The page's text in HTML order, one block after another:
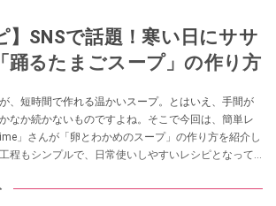
】SNSで話題！寒い日にササ
踊るたまごスープ」の作り方
、短時間で作れる温かいスープ。とはいえ、手間が
なか続かないものですよね。そこで今回は、簡単レ
」さんが「卵とわかめのスープ」の作り方を紹介し
程もシンプルで、日常使いしやすいレシピとなって